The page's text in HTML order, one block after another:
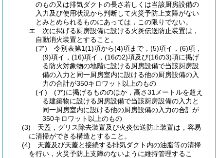
のもの又は排気ダクトの長さ若しくは当該厨房設備の
入力及び使用状況から判断して火災予防上支障がない
とみとめられるものにあっては，この限りでない。
エ
次に掲げる厨房設備に設ける火炎伝送防止装置は，
自動消火装置とすること。
(ア)
令別表第1(1)項から(4)項まで，(5)項イ，(6)項，
(9)項イ，(16)項イ，(16の2)項及び(16の3)項に掲げ
る防火対象物の地階に設ける厨房設備で当該厨房設
備の入力と同一厨房室内に設ける他の厨房設備の入
力の合計が350キロワット以上のもの
(イ)
(ア)に掲げるもののほか，高さ31メートルを超え
る建築物に設ける厨房設備で当該厨房設備の入力と
同一厨房室内に設ける他の厨房設備の入力の合計が
350キロワット以上のもの
(3)
天蓋，グリス除去装置及び火炎伝送防止装置は，容易
に清掃ができる構造とすること。
(4)
天蓋及び天蓋と接続する排気ダクト内の油脂等の清掃
を行い，火災予防上支障のないように維持管理するこ